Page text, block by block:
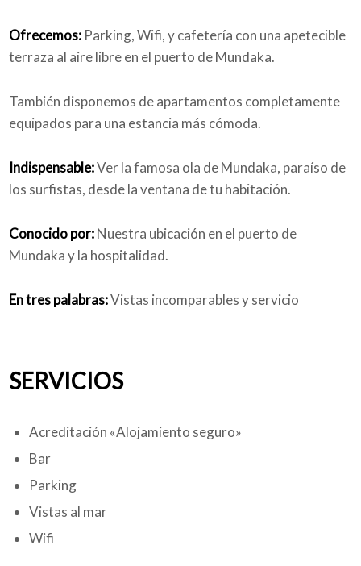
Ofrecemos: Parking, Wifi, y cafetería con una apetecible
terraza al aire libre en el puerto de Mundaka.
También disponemos de apartamentos completamente
equipados para una estancia más cómoda.
Indispensable:Ver la famosa ola de Mundaka, paraíso de
los surfistas, desde la ventana de tu habitación.
Conocido por:Nuestra ubicación en el puerto de
Mundaka y la hospitalidad.
En tres palabras:Vistas incomparables y servicio
SERVICIOS
Acreditación «Alojamiento seguro»
Bar
Parking
Vistas al mar
Wifi